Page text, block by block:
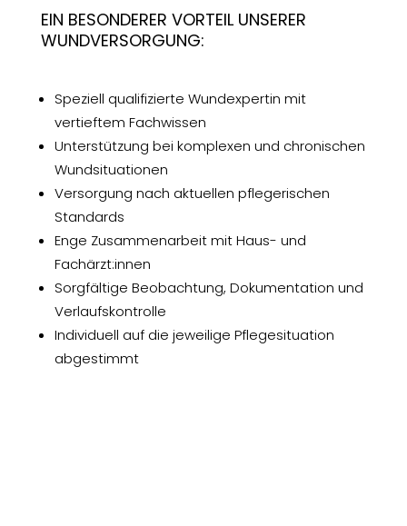
EIN BESONDERER VORTEIL UNSERER
WUNDVERSORGUNG:
Speziell qualifizierte Wundexpertin mit
vertieftem Fachwissen
Unterstützung bei komplexen und chronischen
Wundsituationen
Versorgung nach aktuellen pflegerischen
Standards
Enge Zusammenarbeit mit Haus- und
Fachärzt:innen
Sorgfältige Beobachtung, Dokumentation und
Verlaufskontrolle
Individuell auf die jeweilige Pflegesituation
abgestimmt